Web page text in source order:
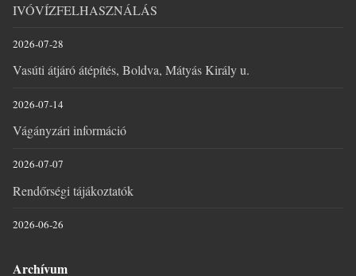
IVÓVÍZFELHASZNÁLÁS
2026-07-28
Vasúti átjáró átépítés, Boldva, Mátyás Király u.
2026-07-14
Vágányzári információ
2026-07-07
Rendőrségi tájákoztatók
2026-06-26
Archívum